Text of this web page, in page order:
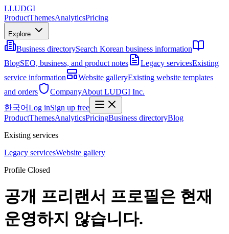
LLUDGI
ProductThemesAnalyticsPricing
Explore
Business directorySearch Korean business information
BlogSEO, business, and product notes Legacy servicesExisting
service information
Website galleryExisting website templates
and orders
CompanyAbout LUDGI Inc.
한국어Log inSign up free
ProductThemesAnalyticsPricingBusiness directoryBlog
Existing services
Legacy servicesWebsite gallery
Profile Closed
공개 프리랜서 프로필은 현재
운영하지 않습니다.